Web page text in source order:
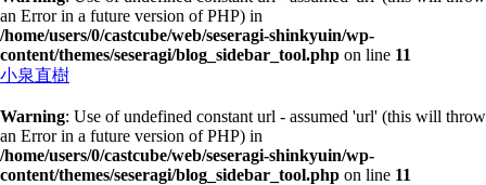
an Error in a future version of PHP) in
/home/users/0/castcube/web/seseragi-shinkyuin/wp-
content/themes/seseragi/blog_sidebar_tool.php on line 11
小泉直樹
Warning: Use of undefined constant url - assumed 'url' (this will throw
an Error in a future version of PHP) in
/home/users/0/castcube/web/seseragi-shinkyuin/wp-
content/themes/seseragi/blog_sidebar_tool.php on line 11